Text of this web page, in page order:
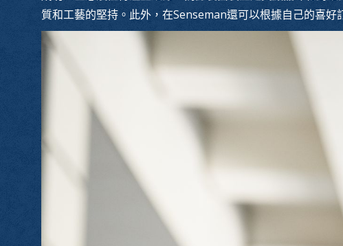
質和工藝的堅持。此外，在Senseman還可以根據自己的喜好